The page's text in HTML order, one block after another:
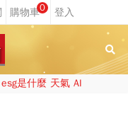
0
esg是什麼 天氣 AI